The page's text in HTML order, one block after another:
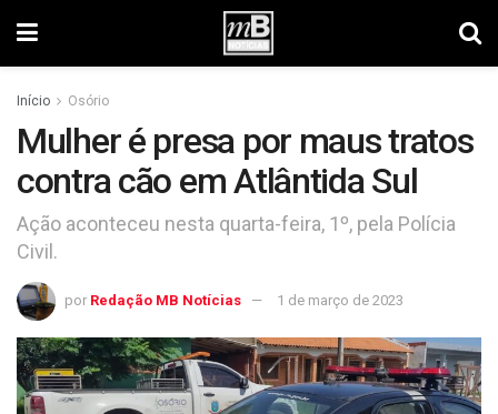
Início Osório
Mulher é presa por maus tratos
contra cão em Atlântida Sul
Ação aconteceu nesta quarta-feira, 1º, pela Polícia
Civil.
por Redação MB Notícias 1 de março de 2023